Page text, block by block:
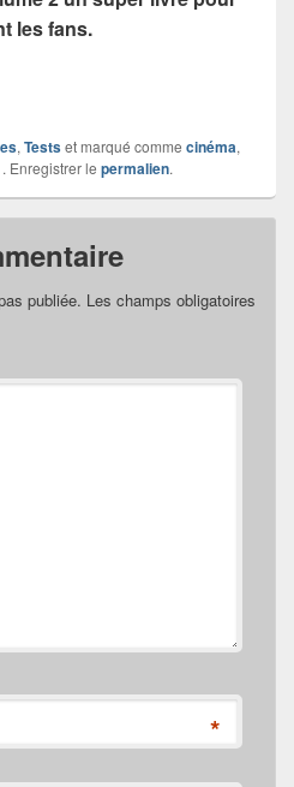
les fans.
, Testset marqué comme cinéma,
. Enregistrer le permalien.
publiée. Les champs obligatoires
*